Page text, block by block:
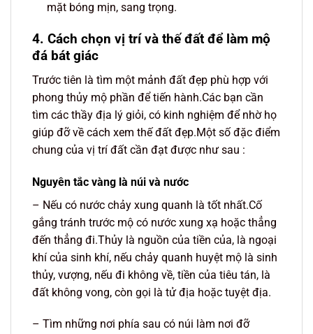
mặt bóng mịn, sang trọng.
4. Cách chọn vị trí và thế đất để làm mộ
đá bát giác
Trước tiên là tìm một mảnh đất đẹp phù hợp với
phong thủy mộ phần để tiến hành.Các bạn cần
tìm các thầy địa lý giỏi, có kinh nghiệm để nhờ họ
giúp đỡ về cách xem thế đất đẹp.Một số đặc điểm
chung của vị trí đất cần đạt được như sau :
Nguyên tắc vàng là núi và nước
– Nếu có nước chảy xung quanh là tốt nhất.Cố
gắng tránh trước mộ có nước xung xạ hoặc thẳng
đến thẳng đi.Thủy là nguồn của tiền của, là ngoại
khí của sinh khí, nếu chảy quanh huyệt mộ là sinh
thủy, vượng, nếu đi không về, tiền của tiêu tán, là
đất không vong, còn gọi là tử địa hoặc tuyệt địa.
– Tìm những nơi phía sau có núi làm nơi đỡ